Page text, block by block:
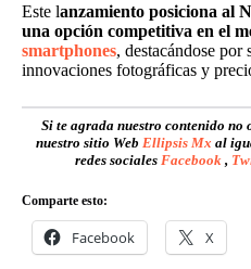
Este lanzamiento posiciona al
una opción competitiva en el
smartphones, destacándose por
innovaciones fotográficas y
Si te agrada nuestro contenido no
nuestro sitio Web Ellipsis Mx al
redes sociales Facebook ,
Comparte esto:
Facebook X